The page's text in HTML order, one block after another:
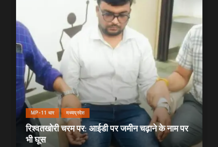
MP-11 धार मध्यप्रदेश
रिश्वतखोरी चरम पर: आईडी पर जमीन चढ़ाने के नाम पर
भी घूस